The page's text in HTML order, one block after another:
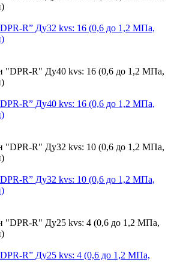
R” Ду32 kvs: 16 (0,6 до 1,2 МПа,
R” Ду40 kvs: 16 (0,6 до 1,2 МПа,
R” Ду32 kvs: 10 (0,6 до 1,2 МПа,
R” Ду25 kvs: 4 (0,6 до 1,2 МПа,